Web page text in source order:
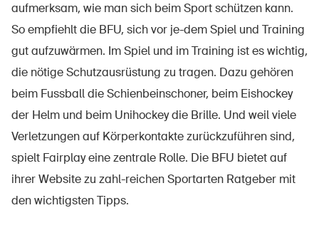
aufmerksam, wie man sich beim Sport schützen kann.
So empfiehlt die BFU, sich vor je-dem Spiel und Training
gut aufzuwärmen. Im Spiel und im Training ist es wichtig,
die nötige Schutzausrüstung zu tragen. Dazu gehören
beim Fussball die Schienbeinschoner, beim Eishockey
der Helm und beim Unihockey die Brille. Und weil viele
Verletzungen auf Körperkontakte zurückzuführen sind,
spielt Fairplay eine zentrale Rolle. Die BFU bietet auf
ihrer Website zu zahl-reichen Sportarten Ratgeber mit
den wichtigsten Tipps.